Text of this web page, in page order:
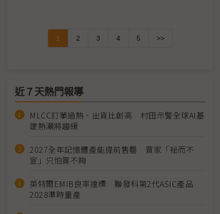
1 2 3 4 5 >>
近７天熱門報導
MLCC訂單過熱、出貨比創高 村田示警全球AI基
建熱潮將趨緩
2027全年記憶體產能提前售罄 買家「祕而不
宣」只怕買不夠
英特爾EMIB良率達標 聯發科第2代ASIC產品
2028準時量產